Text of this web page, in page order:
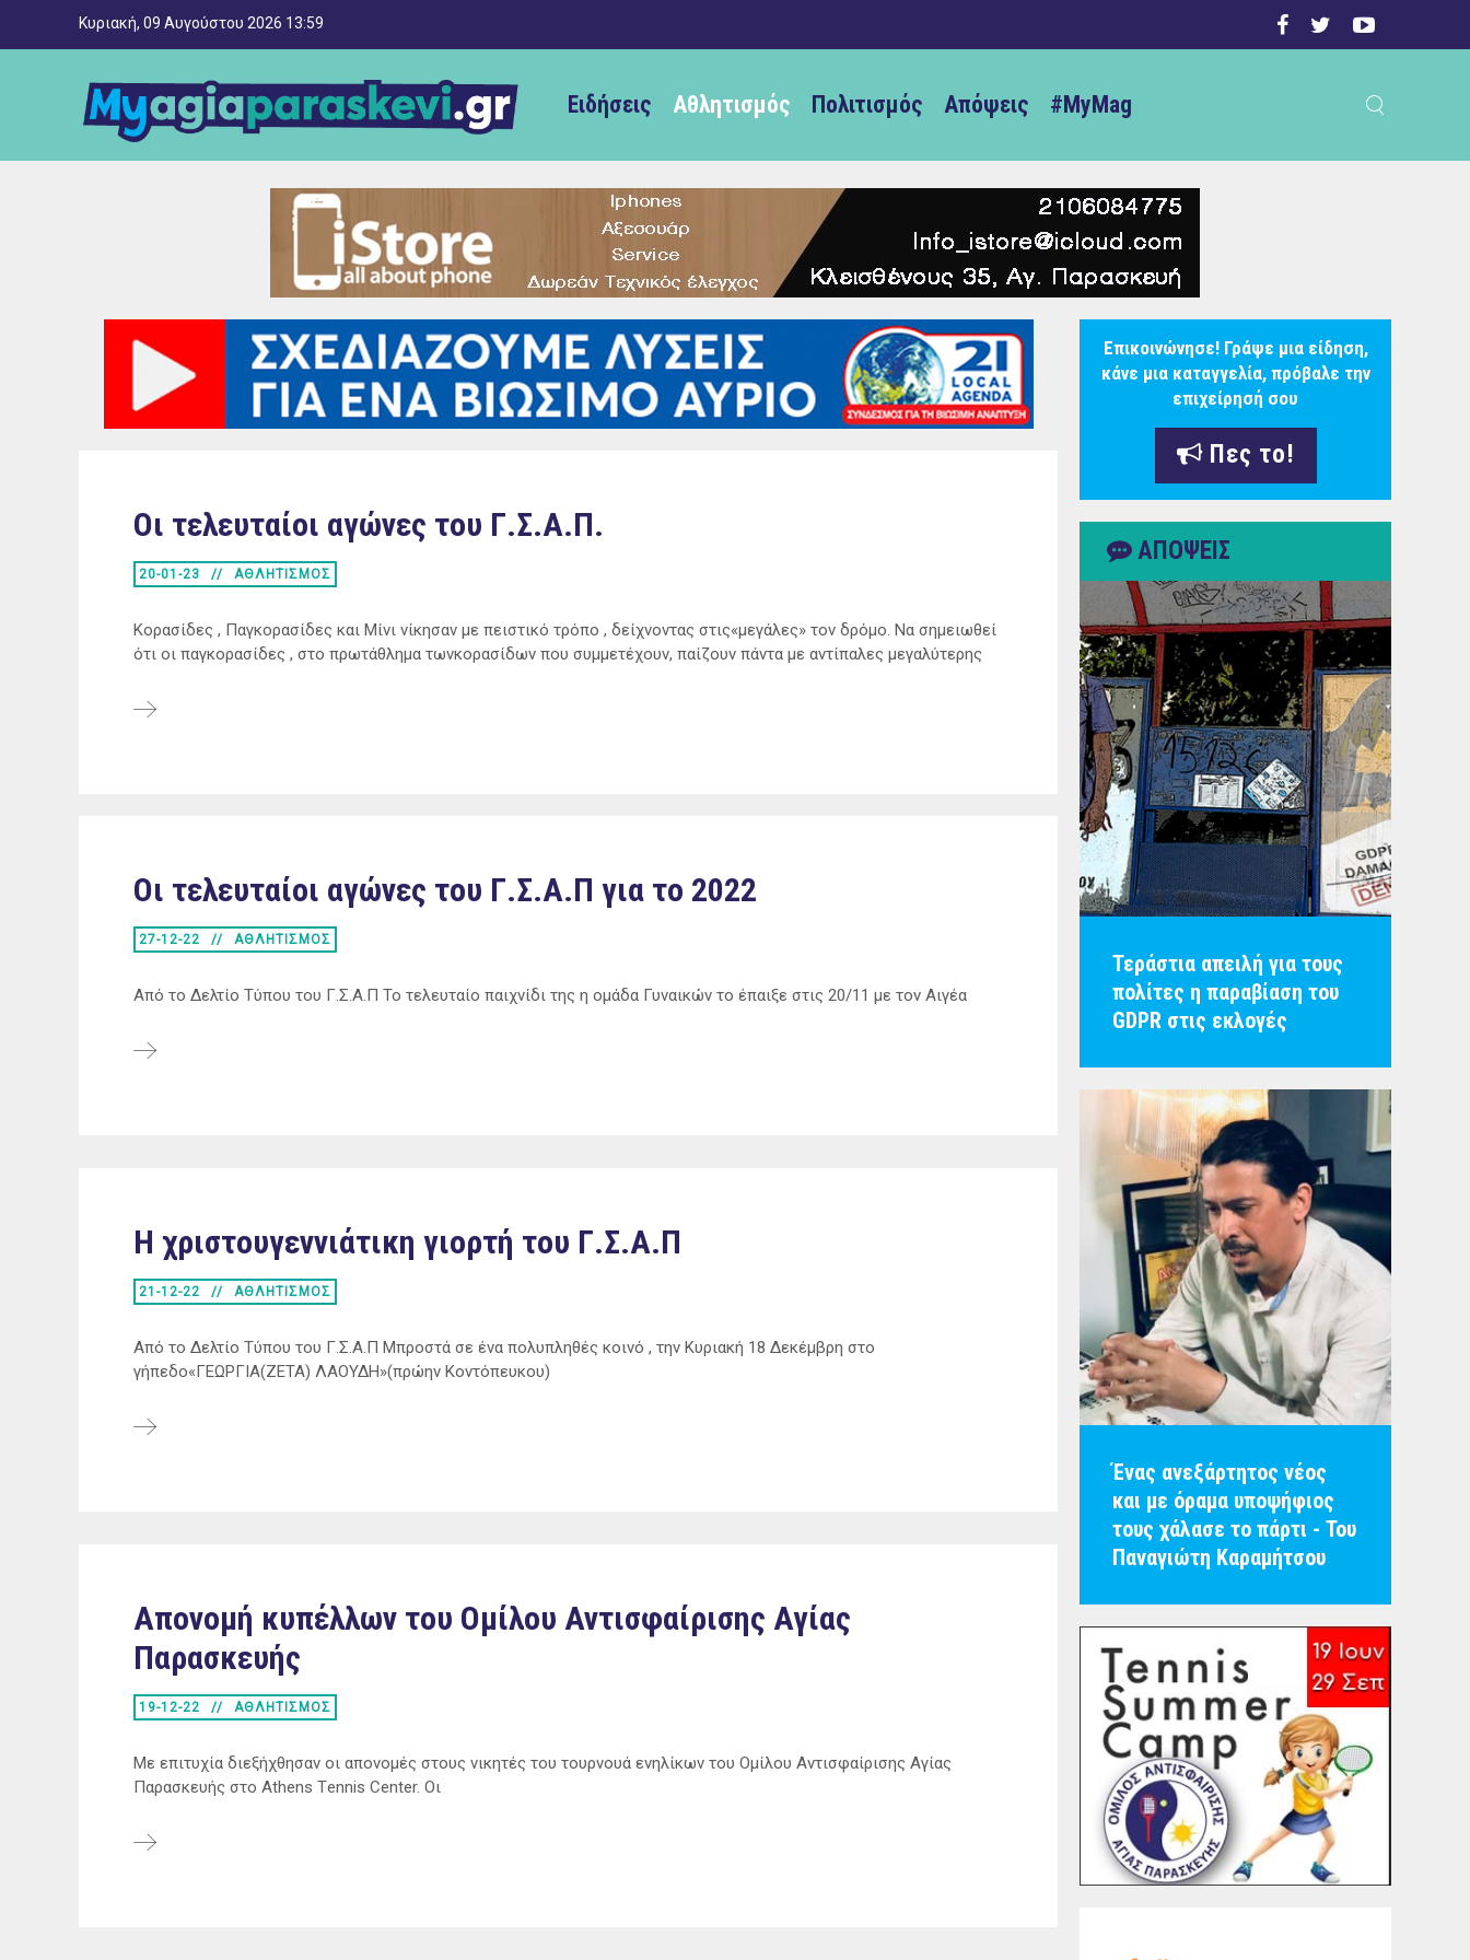
Κυριακή, 09 Αυγούστου 2026 13:59
Ειδήσεις Αθλητισμός Πολιτισμός Απόψεις #MyMag
Οι τελευταίοι αγώνες του Γ.Σ.Α.Π.
20-01-23 ΑΘΛΗΤΙΣΜΟΣ
Κορασίδες , Παγκορασίδες και Μίνι νίκησαν με πειστικό τρόπο , δείχνοντας στις«μεγάλες» τον δρόμο. Να σημειωθεί
ότι οι παγκορασίδες , στο πρωτάθλημα τωνκορασίδων που συμμετέχουν, παίζουν πάντα με αντίπαλες μεγαλύτερης
Οι τελευταίοι αγώνες του Γ.Σ.Α.Π για το 2022
27-12-22 ΑΘΛΗΤΙΣΜΟΣ
Από το Δελτίο Τύπου του Γ.Σ.Α.Π Το τελευταίο παιχνίδι της η ομάδα Γυναικών το έπαιξε στις 20/11 με τον Αιγέα
Η χριστουγεννιάτικη γιορτή του Γ.Σ.Α.Π
21-12-22 ΑΘΛΗΤΙΣΜΟΣ
Από το Δελτίο Τύπου του Γ.Σ.Α.Π Μπροστά σε ένα πολυπληθές κοινό , την Κυριακή 18 Δεκέμβρη στο
γήπεδο«ΓΕΩΡΓΙΑ(ΖΕΤΑ) ΛΑΟΥΔΗ»(πρώην Κοντόπευκου)
Απονομή κυπέλλων του Ομίλου Αντισφαίρισης Αγίας
Παρασκευής
19-12-22 ΑΘΛΗΤΙΣΜΟΣ
Με επιτυχία διεξήχθησαν οι απονομές στους νικητές του τουρνουά ενηλίκων του Ομίλου Αντισφαίρισης Αγίας
Παρασκευής στο Athens Τennis Center. Οι
Επικοινώνησε! Γράψε μια είδηση,
κάνε μια καταγγελία, πρόβαλε την
επιχείρησή σου
Πες το!
ΑΠΟΨΕΙΣ
Τεράστια απειλή για τους
πολίτες η παραβίαση του
GDPR στις εκλογές
Ένας ανεξάρτητος νέος
και με όραμα υποψήφιος
τους χάλασε το πάρτι - Του
Παναγιώτη Καραμήτσου